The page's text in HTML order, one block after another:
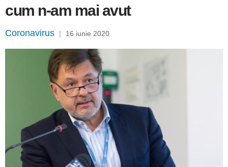
cum n-am mai avut
Coronavirus | 16 iunie 2020